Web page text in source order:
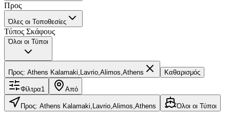
Προς
Όλες οι Τοποθεσίες
Τύπος Σκάφους
Όλοι οι Τύποι
Προς: Athens Kalamaki,Lavrio,Alimos,Athens Καθαρισμός
Φίλτρα1 Από
Προς: Athens Kalamaki,Lavrio,Alimos,Athens Όλοι οι Τύποι